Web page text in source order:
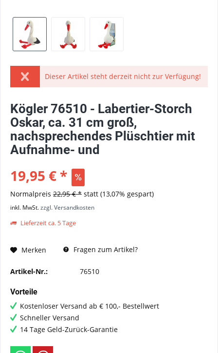
Dieser Artikel steht derzeit nicht zur Verfügung!
Kögler 76510 - Labertier-Storch
Oskar, ca. 31 cm groß,
nachsprechendes Plüschtier mit
Aufnahme- und
19,95 € *
Normalpreis 22,95 € * statt (13,07% gespart)
inkl. MwSt.zzgl. Versandkosten
Lieferzeit ca. 5 Tage
Merken Fragen zum Artikel?
Artikel-Nr.: 76510
Vorteile
Kostenloser Versand ab € 100,- Bestellwert
Schneller Versand
14 Tage Geld-Zurück-Garantie